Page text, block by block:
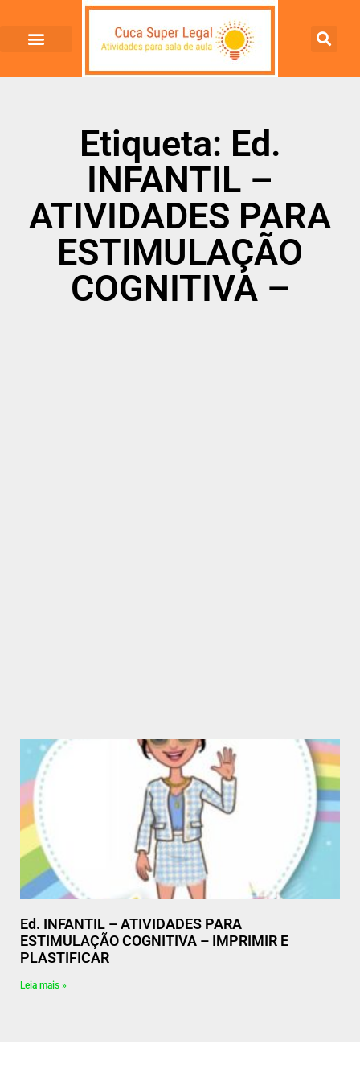
Etiqueta: Ed.
INFANTIL –
ATIVIDADES PARA
ESTIMULAÇÃO
COGNITIVA –
Ed. INFANTIL – ATIVIDADES PARA
ESTIMULAÇÃO COGNITIVA – IMPRIMIR E
PLASTIFICAR
Leia mais »